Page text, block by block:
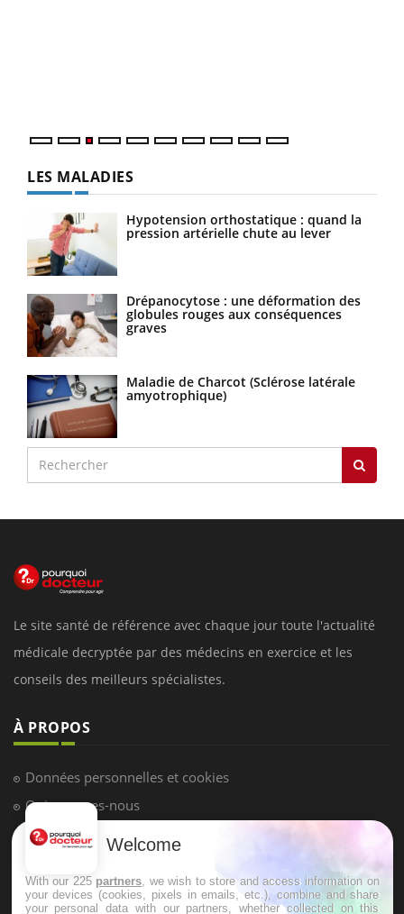
LES MALADIES
Hypotension orthostatique : quand la
pression artérielle chute au lever
Drépanocytose : une déformation des
globules rouges aux conséquences
graves
Maladie de Charcot (Sclérose latérale
amyotrophique)
Le site santé de référence avec chaque jour toute l'actualité
médicale decryptée par des médecins en exercice et les
conseils des meilleurs spécialistes.
À PROPOS
Données personnelles et cookies
Qui sommes-nous
Conditions d'utilisation
Mentions Légales
Welcome
With our 225 partners , we wish to store and access information on
your devices (cookies, pixels in emails, etc.), combine and share
your personal data with our partners, whether collected on this